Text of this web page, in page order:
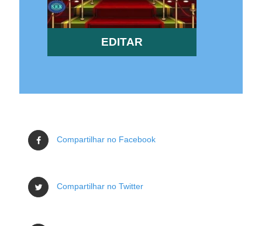
EDITAR
Compartilhar no Facebook
Compartilhar no Twitter